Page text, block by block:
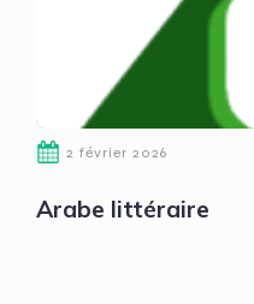
2 février 2026
Arabe littéraire